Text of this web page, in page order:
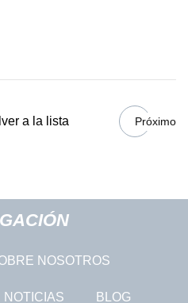
a la lista Próximo
NOSOTROS
NOTICIAS BLOG